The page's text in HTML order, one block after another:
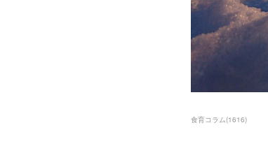
食育コラム(1616)